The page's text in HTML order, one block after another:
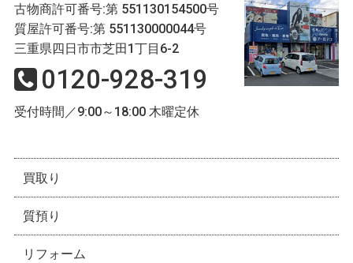
古物商許可番号:第 551130154500号
質屋許可番号:第 551130000044号
三重県四日市市芝田1丁目6-2
0120-928-319
受付時間／9:00～18:00 木曜定休
買取り
質預り
リフォーム